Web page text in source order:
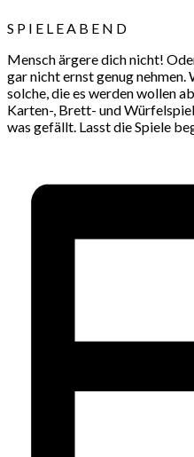
S P I E L E A B E N D
Mensch ärgere dich nicht!
gar nicht ernst genug
solche, die es werden wollen
Karten-, Brett- und
was gefällt. Lasst die Spiele